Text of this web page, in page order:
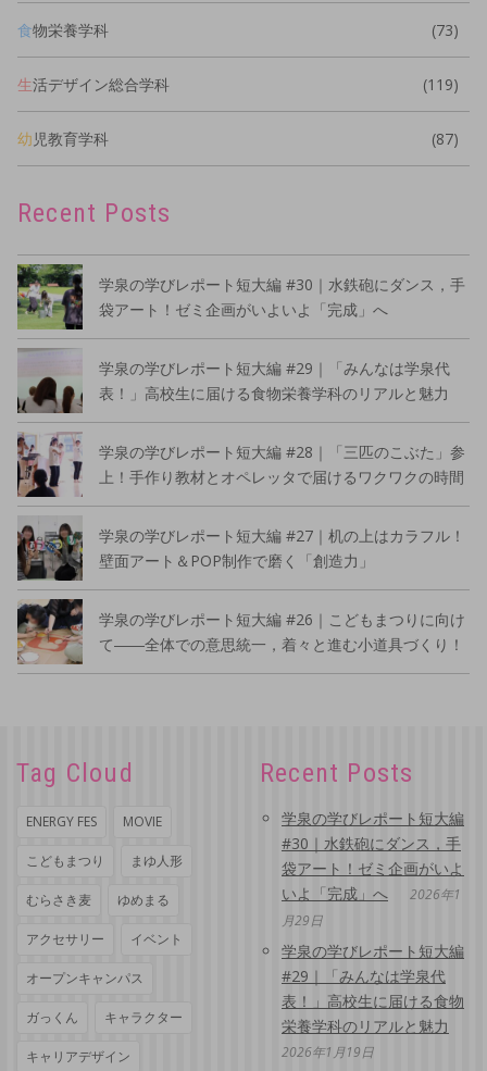
食物栄養学科 (73)
生活デザイン総合学科 (119)
幼児教育学科 (87)
Recent Posts
学泉の学びレポート短大編 #30｜水鉄砲にダンス，手
袋アート！ゼミ企画がいよいよ「完成」へ
学泉の学びレポート短大編 #29｜「みんなは学泉代
表！」高校生に届ける食物栄養学科のリアルと魅力
学泉の学びレポート短大編 #28｜「三匹のこぶた」参
上！手作り教材とオペレッタで届けるワクワクの時間
学泉の学びレポート短大編 #27｜机の上はカラフル！
壁面アート＆POP制作で磨く「創造力」
学泉の学びレポート短大編 #26｜こどもまつりに向け
て――全体での意思統一，着々と進む小道具づくり！
Tag Cloud
ENERGY FES MOVIE
こどもまつり まゆ人形
むらさき麦 ゆめまる
アクセサリー イベント
オープンキャンパス
ガっくん キャラクター
キャリアデザイン
Recent Posts
学泉の学びレポート短大編
#30｜水鉄砲にダンス，手
袋アート！ゼミ企画がいよ
いよ「完成」へ
2026年1
月29日
学泉の学びレポート短大編
#29｜「みんなは学泉代
表！」高校生に届ける食物
栄養学科のリアルと魅力
2026年1月19日